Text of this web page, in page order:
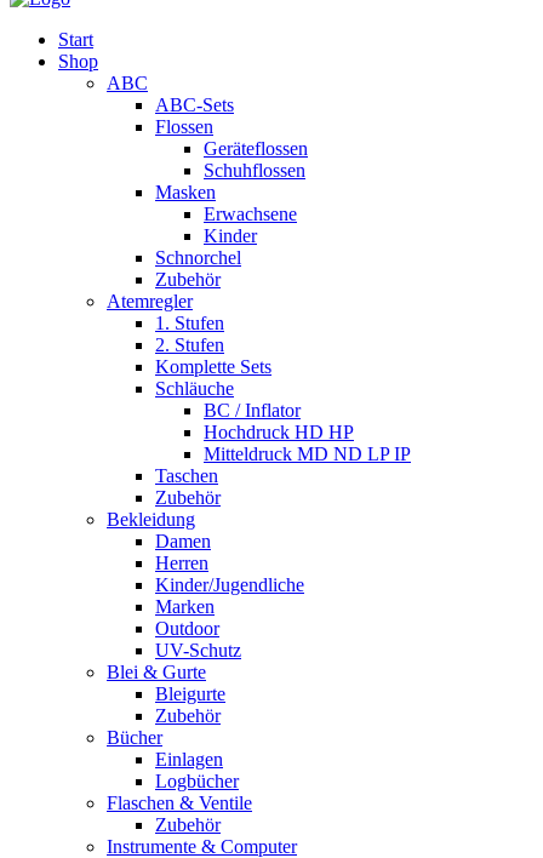
Start
Shop
ABC
ABC-Sets
Flossen
Geräteflossen
Schuhflossen
Masken
Erwachsene
Kinder
Schnorchel
Zubehör
Atemregler
1. Stufen
2. Stufen
Komplette Sets
Schläuche
BC / Inflator
Hochdruck HD HP
Mitteldruck MD ND LP IP
Taschen
Zubehör
Bekleidung
Damen
Herren
Kinder/Jugendliche
Marken
Outdoor
UV-Schutz
Blei & Gurte
Bleigurte
Zubehör
Bücher
Einlagen
Logbücher
Flaschen & Ventile
Zubehör
Instrumente & Computer